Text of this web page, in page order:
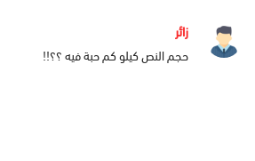
زائر
حجم النص كيلو كم حبة فيه ؟؟!!